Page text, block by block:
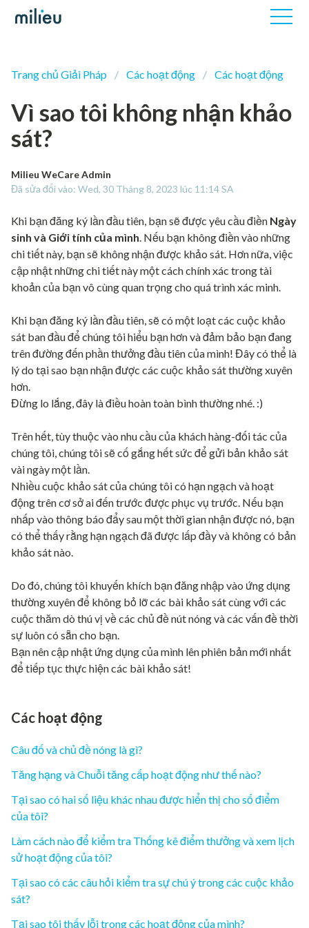
Trang chủ Giải Pháp Các hoạt động Các hoạt động
Vì sao tôi không nhận khảo
sát?
Milieu WeCare Admin
Đã sửa đổi vào: Wed, 30 Tháng 8, 2023 lúc 11:14 SA
Khi bạn đăng ký lần đầu tiên, bạn sẽ được yêu cầu điền Ngày
sinh và Giới tính của mình. Nếu bạn không điền vào những
chi tiết này, bạn sẽ không nhận được khảo sát. Hơn nữa, việc
cập nhật những chi tiết này một cách chính xác trong tài
khoản của bạn vô cùng quan trọng cho quá trình xác minh.
Khi bạn đăng ký lần đầu tiên, sẽ có một loạt các cuộc khảo
sát ban đầu để chúng tôi hiểu bạn hơn và đảm bảo bạn đang
trên đường đến phần thưởng đầu tiên của mình! Đây có thể là
lý do tại sao bạn nhận được các cuộc khảo sát thường xuyên
hơn.
Đừng lo lắng, đây là điều hoàn toàn bình thường nhé. :)
Trên hết, tùy thuộc vào nhu cầu của khách hàng-đối tác của
chúng tôi, chúng tôi sẽ cố gắng hết sức để gửi bản khảo sát
vài ngày một lần.
Nhiều cuộc khảo sát của chúng tôi có hạn ngạch và hoạt
động trên cơ sở ai đến trước được phục vụ trước. Nếu bạn
nhấp vào thông báo đẩy sau một thời gian nhận được nó, bạn
có thể thấy rằng hạn ngạch đã được lấp đầy và không có bản
khảo sát nào.
Do đó, chúng tôi khuyến khích bạn đăng nhập vào ứng dụng
thường xuyên để không bỏ lỡ các bài khảo sát cùng với các
cuộc thăm dò thú vị về các chủ đề nút nóng và các vấn đề thời
sự luôn có sẵn cho bạn.
Bạn nên cập nhật ứng dụng của mình lên phiên bản mới nhất
để tiếp tục thực hiện các bài khảo sát!
Các hoạt động
Câu đố và chủ đề nóng là gì?
Tăng hạng và Chuỗi tăng cấp hoạt động như thế nào?
Tại sao có hai số liệu khác nhau được hiển thị cho số điểm
của tôi?
Làm cách nào để kiểm tra Thống kê điểm thưởng và xem lịch
sử hoạt động của tôi?
Tại sao có các câu hỏi kiểm tra sự chú ý trong các cuộc khảo
sát?
Tại sao tôi thấy lỗi trong các hoạt động của mình?